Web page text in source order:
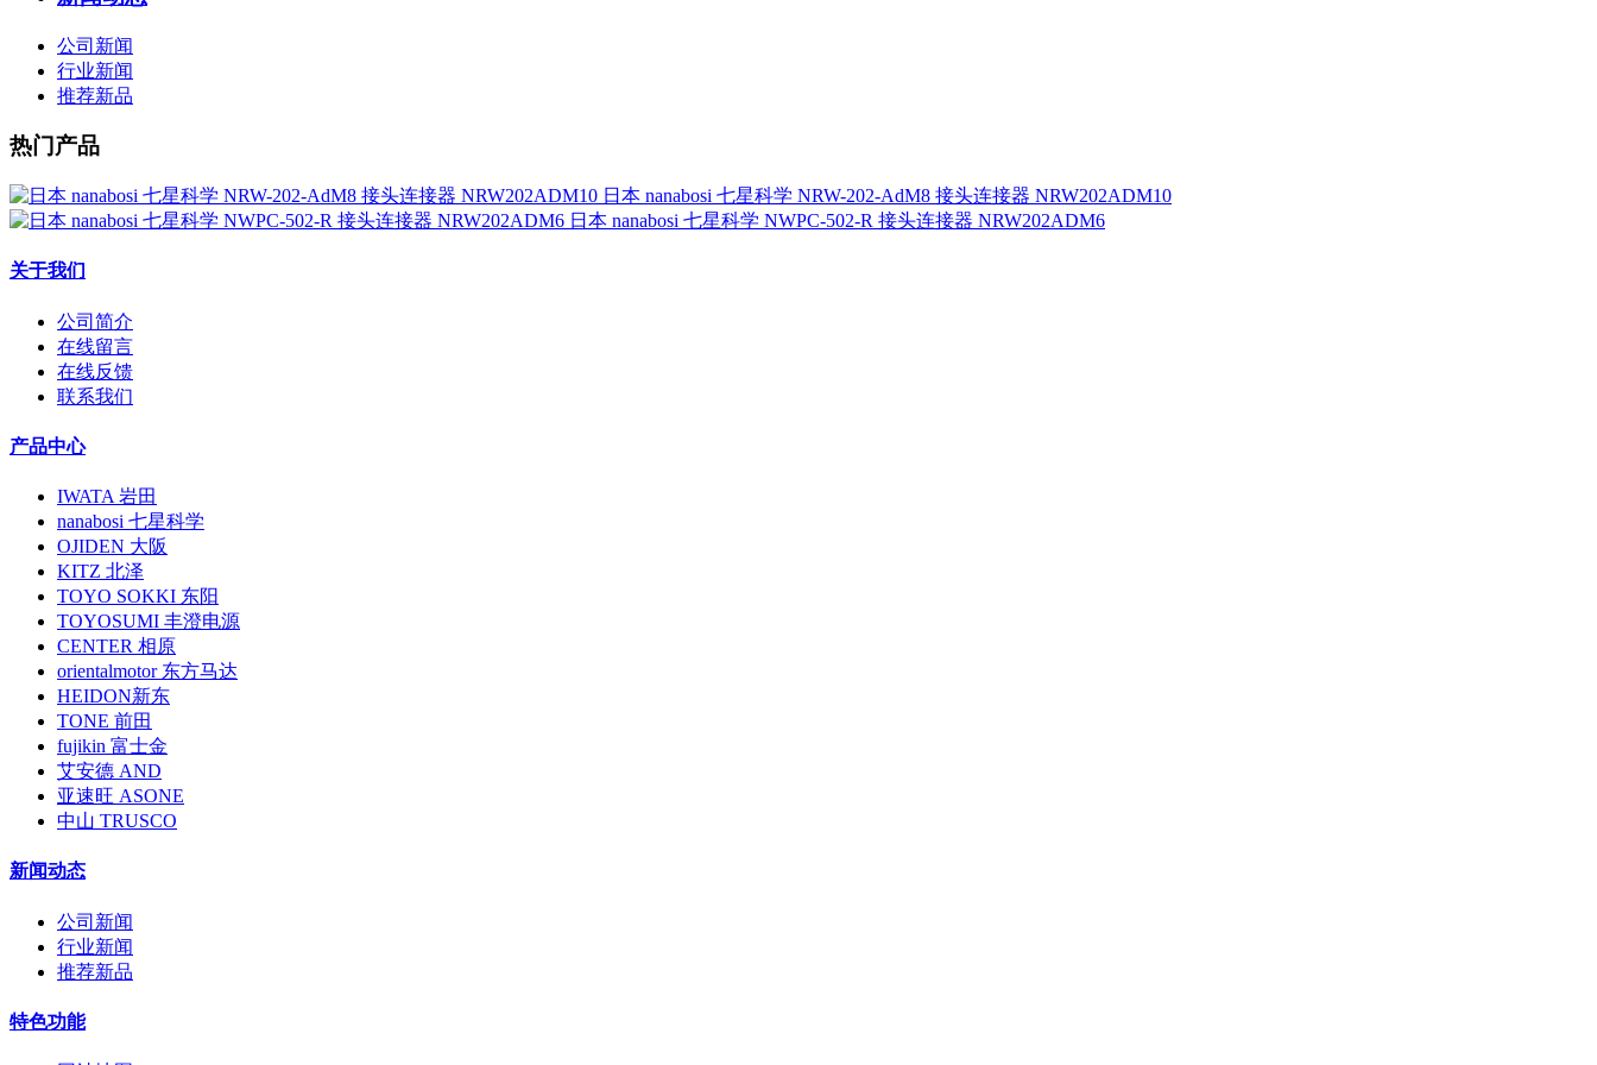
公司新闻
行业新闻
推荐新品
热门产品
日本 nanabosi 七星科学 NRW-202-AdM8 接头连接器 NRW202ADM10
日本 nanabosi 七星科学 NWPC-502-R 接头连接器 NRW202ADM6
关于我们
公司简介
在线留言
在线反馈
联系我们
产品中心
IWATA 岩田
nanabosi 七星科学
OJIDEN 大阪
KITZ 北泽
TOYO SOKKI 东阳
TOYOSUMI 丰澄电源
CENTER 相原
orientalmotor 东方马达
HEIDON新东
TONE 前田
fujikin 富士金
艾安德 AND
亚速旺 ASONE
中山 TRUSCO
新闻动态
公司新闻
行业新闻
推荐新品
特色功能